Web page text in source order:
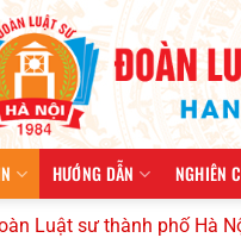
HƯỚNG DẪN NGHIÊN
sư thành phố Hà Nội